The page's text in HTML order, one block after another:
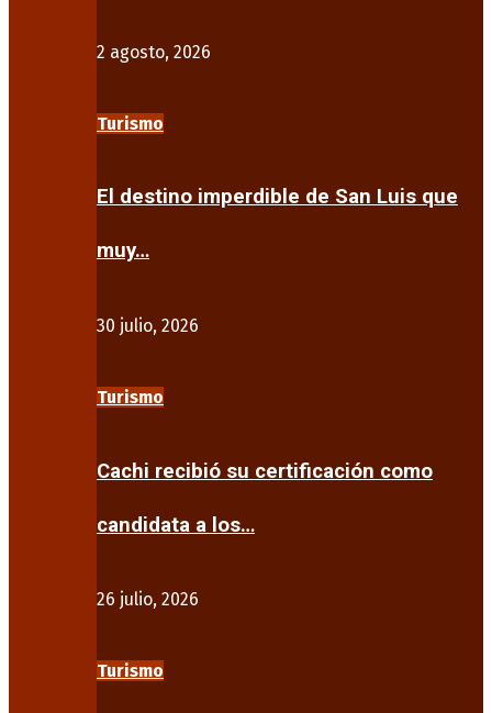
2 agosto, 2026
Turismo
El destino imperdible de San Luis que
muy…
30 julio, 2026
Turismo
Cachi recibió su certificación como
candidata a los…
26 julio, 2026
Turismo